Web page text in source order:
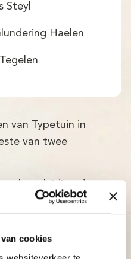
cookies
Steyl
Haelen
van Typetuin in
van twee